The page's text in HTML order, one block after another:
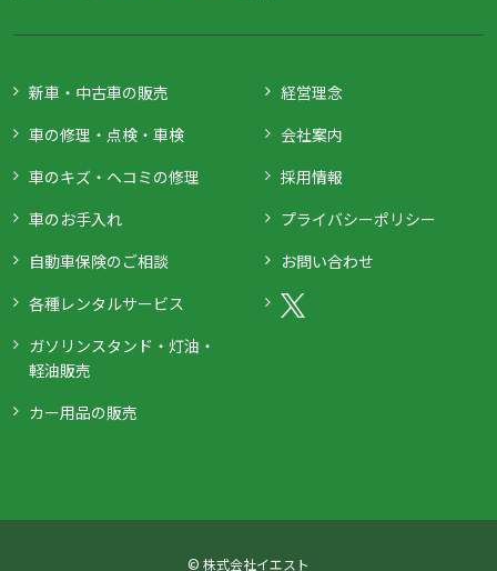
新車・中古車の販売
車の修理・点検・車検
車のキズ・ヘコミの修理
車のお手入れ
自動車保険のご相談
各種レンタルサービス
ガソリンスタンド・灯油・
軽油販売
カー用品の販売
経営理念
会社案内
採用情報
プライバシーポリシー
お問い合わせ
© 株式会社イエスト